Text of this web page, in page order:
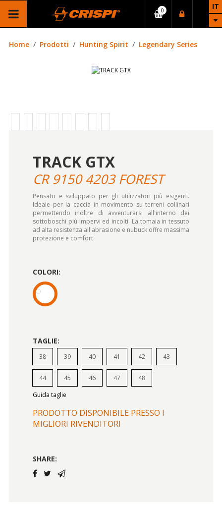
IT
Home Prodotti Hunting Spirit Legendary Series
TRACK GTX
CR 9150 4203 FOREST
Pensato e sviluppato per gli utilizzatori più esigenti.
Ideale per la caccia in movimento su terreni collinari
permettendo inoltre di avventurarsi all'interno dei
sottoboschi più impervi ed incolti. La tomaia in tessuto
ad alta resistenza all'abrasione e nubuck offre massima
protezione e comfort.
COLORI:
TAGLIE:
38 39 40 41 42 43
44 45 46 47 48
Guida taglie
PRODOTTO DISPONIBILE PRESSO I
MIGLIORI RIVENDITORI
SHARE: